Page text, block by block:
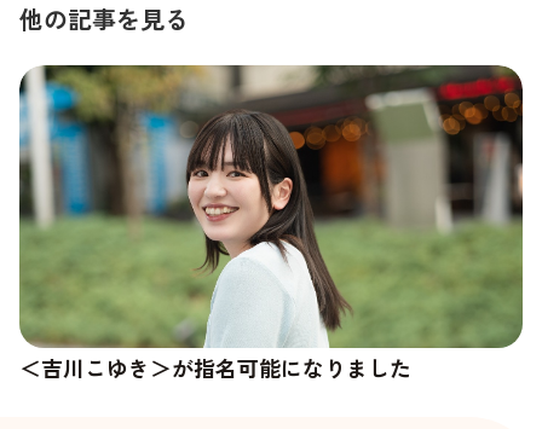
他の記事を見る
＜吉川こゆき＞が指名可能になりました